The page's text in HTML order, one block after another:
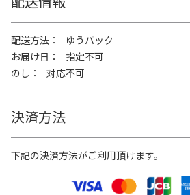
配送方法
ゆうパック
お届け日
指定不可
のし
対応不可
決済方法
下記の決済方法がご利用頂けます。